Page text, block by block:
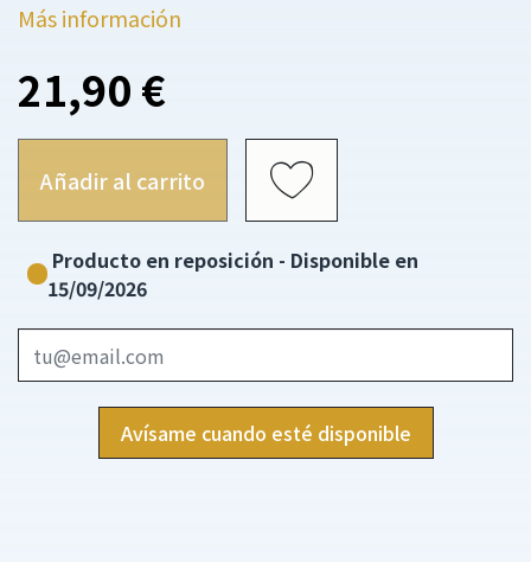
Más información
21,90 €
Añadir al carrito
Producto en reposición - Disponible en
15/09/2026
Avísame cuando esté disponible